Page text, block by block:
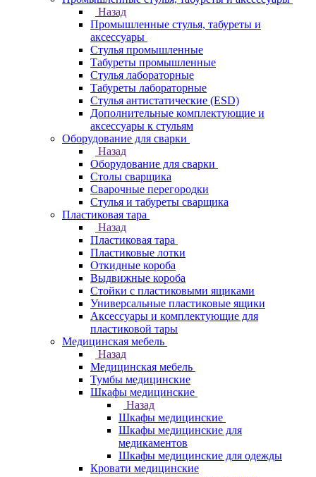
Назад
Промышленные стулья, табуреты и
аксессуары
Стулья промышленные
Табуреты промышленные
Стулья лабораторные
Табуреты лабораторные
Стулья антистатические (ESD)
Дополнительные комплектующие и
аксессуары к стульям
Оборудование для сварки
Назад
Оборудование для сварки
Столы сварщика
Сварочные перегородки
Стулья и табуреты сварщика
Пластиковая тара
Назад
Пластиковая тара
Пластиковые лотки
Откидные короба
Выдвижные короба
Стойки с пластиковыми ящиками
Универсальные пластиковые ящики
Аксессуары и комплектующие для
пластиковой тары
Медицинская мебель
Назад
Медицинская мебель
Тумбы медицинские
Шкафы медицинские
Назад
Шкафы медицинские
Шкафы медицинские для
медикаментов
Шкафы медицинские для одежды
Кровати медицинские